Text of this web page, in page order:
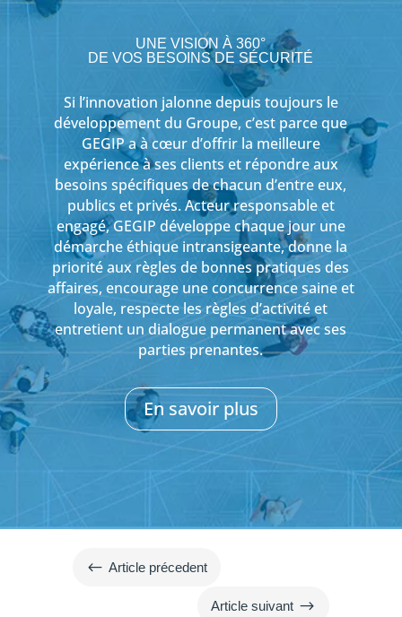
UNE VISION À 360°
DE VOS BESOINS DE SÉCURITÉ
Si l’innovation jalonne depuis toujours le
développement du Groupe, c’est parce que
GEGIP a à cœur d’offrir la meilleure
expérience à ses clients et répondre aux
besoins spécifiques de chacun d’entre eux,
publics et privés. Acteur responsable et
engagé, GEGIP développe chaque jour une
démarche éthique intransigeante, donne la
priorité aux règles de bonnes pratiques des
affaires, encourage une concurrence saine et
loyale, respecte les règles d’activité et
entretient un dialogue permanent avec ses
parties prenantes.
En savoir plus
# Article précedent
Article suivant $